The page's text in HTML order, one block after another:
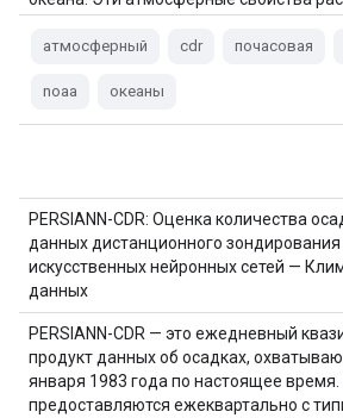
атмосферный cdr почасовая
noaa океаны
PERSIANN-CDR: Оценка количества
данных дистанционного
искусственных нейронных сетей —
данных
PERSIANN-CDR — это ежедневный
продукт данных об осадках,
января 1983 года по настоящее
предоставляются ежеквартально с